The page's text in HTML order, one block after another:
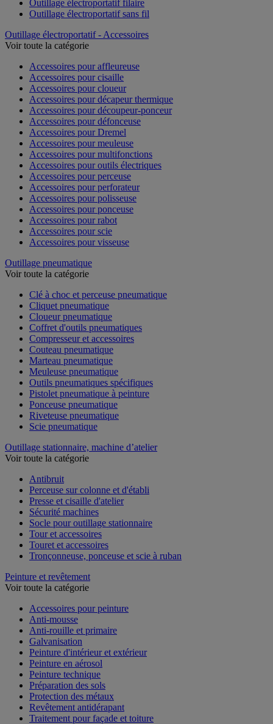
Outillage électroportatif filaire
Outillage électroportatif sans fil
Outillage électroportatif - Accessoires
Voir toute la catégorie
Accessoires pour affleureuse
Accessoires pour cisaille
Accessoires pour cloueur
Accessoires pour décapeur thermique
Accessoires pour découpeur-ponceur
Accessoires pour défonceuse
Accessoires pour Dremel
Accessoires pour meuleuse
Accessoires pour multifonctions
Accessoires pour outils électriques
Accessoires pour perceuse
Accessoires pour perforateur
Accessoires pour polisseuse
Accessoires pour ponceuse
Accessoires pour rabot
Accessoires pour scie
Accessoires pour visseuse
Outillage pneumatique
Voir toute la catégorie
Clé à choc et perceuse pneumatique
Cliquet pneumatique
Cloueur pneumatique
Coffret d'outils pneumatiques
Compresseur et accessoires
Couteau pneumatique
Marteau pneumatique
Meuleuse pneumatique
Outils pneumatiques spécifiques
Pistolet pneumatique à peinture
Ponceuse pneumatique
Riveteuse pneumatique
Scie pneumatique
Outillage stationnaire, machine d’atelier
Voir toute la catégorie
Antibruit
Perceuse sur colonne et d'établi
Presse et cisaille d'atelier
Sécurité machines
Socle pour outillage stationnaire
Tour et accessoires
Touret et accessoires
Tronçonneuse, ponceuse et scie à ruban
Peinture et revêtement
Voir toute la catégorie
Accessoires pour peinture
Anti-mousse
Anti-rouille et primaire
Galvanisation
Peinture d'intérieur et extérieur
Peinture en aérosol
Peinture technique
Préparation des sols
Protection des métaux
Revêtement antidérapant
Traitement pour façade et toiture